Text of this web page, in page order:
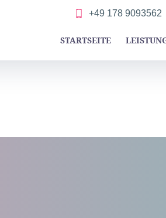
+49 178 9093562
STARTSEITE